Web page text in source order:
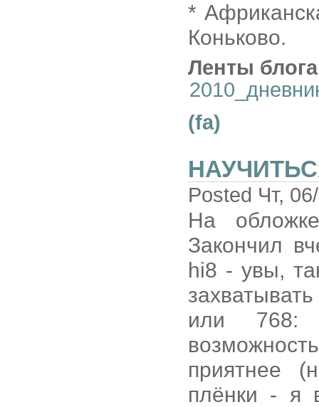
*
Коньково.
Ленты
(fa)
Posted Чт,
На
Закончил
hi8 - увы,
или 768:
приятнее
плёнки - я